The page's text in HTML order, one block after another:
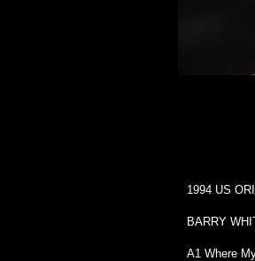
1994 US
BARRY
A1 Where